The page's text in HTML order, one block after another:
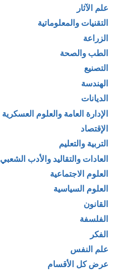
علم الآثار
التقنيات والمعلوماتية
الزراعة
الطب والصحة
التصنيع
الهندسة
الديانات
الإدارة العامة والعلوم العسكرية
الإقتصاد
التربية والتعليم
العادات والتقاليد والأدب الشعبي
العلوم الاجتماعية
العلوم السياسية
القانون
الفلسفة
الفكر
علم النفس
عرض كل الأقسام